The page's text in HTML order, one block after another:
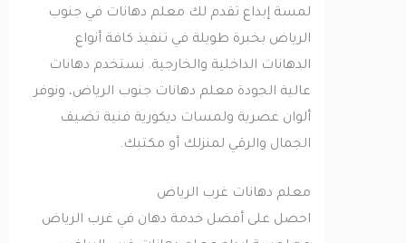
لمسة إبداع تقدم لك معلم دهانات في جنوب
الرياض بخبرة طويلة في تنفيذ كافة أنواع
الدهانات الداخلية والخارجية. نستخدم دهانات
عالية الجودة معلم دهانات جنوب الرياض، ونوفر
ألوان عصرية ولمسات ديكورية فنية تضيف
الجمال والرقي لمنزلك أو مكتبك.
معلم دهانات غرب الرياض
احصل على أفضل خدمة دهان في غرب الرياض